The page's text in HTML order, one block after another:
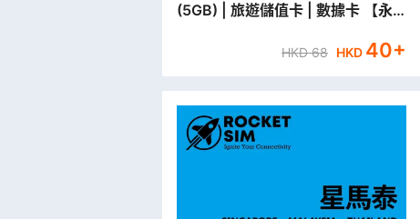
(5GB) | 旅遊儲值卡 | 數據卡 【永
HKD68 HKD 40+